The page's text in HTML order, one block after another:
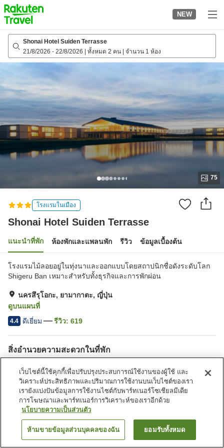
to
top
page
NEW
Shonai Hotel Suiden Terrasse
21/8/2026 - 22/8/2026 ทั้งหมด 2 คน จำนวน 1 ห้อง
75
โรงแรมในเมือง
Shonai Hotel Suiden Terrasse
แนะนำที่พัก ห้องพักและแพลนพัก รีวิว ข้อมูลเบื้องต้น
โรงแรมไม้ลอยอยู่ในทุ่งนาและออกแบบโดยสถาปนิกชื่อดังระดับโลก
Shigeru Ban เหมาะสำหรับทั้งธุรกิจและการพักผ่อน
นครสึรุโอกะ, ยามากาตะ, ญี่ปุ่น
ดูบนแผนที่
4.4 ดีเยี่ยม รีวิว: 619
สิ่งอำนวยความสะดวกในที่พัก
ฟิตเนสยิม/ฟิตเนสคลับ
ร้านอาหาร
หน้าแรก ญี่ปุ่น ยามากาตะ
นครสึรุโอกะ
Shonai Hotel Suiden Terrasse
ค้นหาห้องพัก
เว็บไซต์นี้ใช้คุกกี้เพื่อปรับปรุงประสบการณ์ใช้งานของผู้ใช้ และ
วิเคราะห์ประสิทธิภาพและปริมาณการใช้งานบนเว็บไซต์ของเรา
เรายังแบ่งปันข้อมูลการใช้งานไซต์กับพาร์ทเนอร์โซเชียลมีเดีย
การโฆษณาและพาร์ทเนอร์การวิเคราะห์ของเราอีกด้วย
นโยบายความเป็นส่วนตัว
ห้ามขายข้อมูลส่วนบุคคลของฉัน ยอมรับทั้งหมด